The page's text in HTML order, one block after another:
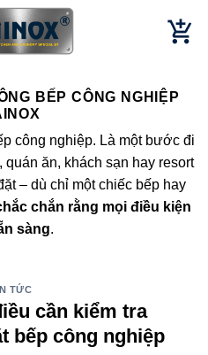
BẾP CÔNG NGHIỆP
công nghiệp. Là một bước đi
ăn, khách sạn hay resort
– dù chỉ một chiếc bếp hay
chắn rằng mọi điều kiện
sàng.
TỨC
cần kiểm tra
bếp công nghiệp